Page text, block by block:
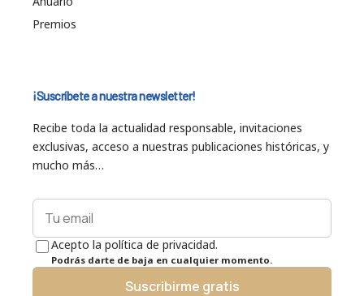
Premios
¡Suscríbete a nuestra newsletter!
Recibe toda la actualidad responsable, invitaciones
exclusivas, acceso a nuestras publicaciones históricas, y
mucho más…
Acepto la política de privacidad.
Podrás darte de baja en cualquier momento.
Suscribirme gratis